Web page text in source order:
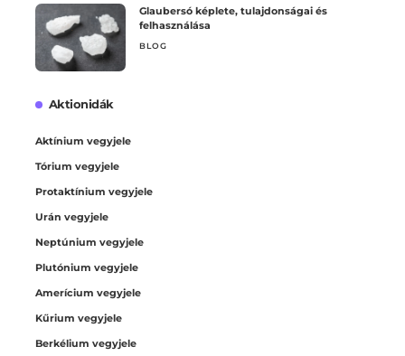
Glaubersó képlete, tulajdonságai és
felhasználása
BLOG
Aktionidák
Aktínium vegyjele
Tórium vegyjele
Protaktínium vegyjele
Urán vegyjele
Neptúnium vegyjele
Plutónium vegyjele
Amerícium vegyjele
Kűrium vegyjele
Berkélium vegyjele